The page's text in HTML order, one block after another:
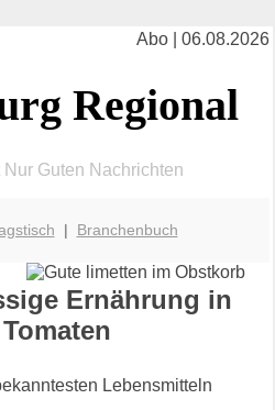
Abo | 06.08.2026
Regional
Guten Nachrichten
| Branchenbuch
Ernährung in
Lebensmitteln